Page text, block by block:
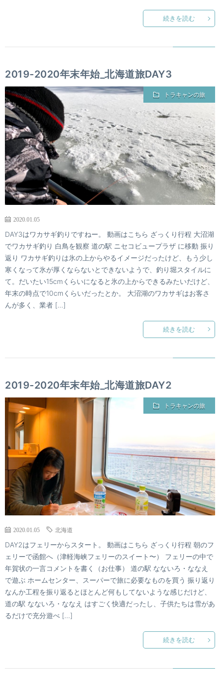
続きを読む
2019-2020年末年始_北海道旅DAY3
トラキャンの旅
2020.01.05
DAY3はワカサギ釣りですねー。 動画はこちら ざっくり行程 大沼湖
でワカサギ釣り 白鳥を観察 道の駅 ニセコビュープラザ に移動 振り
返り ワカサギ釣りは氷の上からやるイメージだったけど、もう少し
寒くなって氷が厚くならないとできないようで、釣り堀スタイルに
て。だいたい15cmくらいになると氷の上からできるみたいだけど、
年末の時点で10cmくらいだったとか。 大沼湖のワカサギはお客さ
んが多く、業者 […]
続きを読む
2019-2020年末年始_北海道旅DAY2
トラキャンの旅
2020.01.05 北海道
DAY2はフェリーからスタート。 動画はこちら ざっくり行程 朝のフ
ェリーで函館へ（津軽海峡フェリーのスイート〜） フェリーの中で
年賀状の一言コメントを書く（お仕事） 道の駅 なないろ・ななえ
で遊ぶ ホームセンター、スーパーで旅に必要なものを買う 振り返り
なんか工程を振り返るとほとんど何もしてないような感じだけど、
道の駅 なないろ・ななえ はすごく快適だったし、子供たちは雪があ
るだけで充分遊べ […]
続きを読む